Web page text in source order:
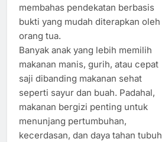
membahas pendekatan berbasis
bukti yang mudah diterapkan oleh
orang tua.
Banyak anak yang lebih memilih
makanan manis, gurih, atau cepat
saji dibanding makanan sehat
seperti sayur dan buah. Padahal,
makanan bergizi penting untuk
menunjang pertumbuhan,
kecerdasan, dan daya tahan tubuh